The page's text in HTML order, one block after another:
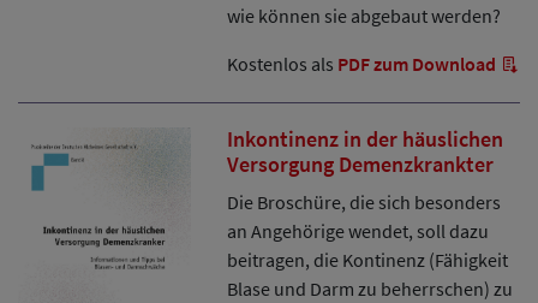
wie können sie abgebaut werden?
Kostenlos als PDF zum Download
Inkontinenz in der häuslichen
Versorgung Demenzkrankter
Die Broschüre, die sich besonders
an Angehörige wendet, soll dazu
beitragen, die Kontinenz (Fähigkeit
Blase und Darm zu beherrschen) zu